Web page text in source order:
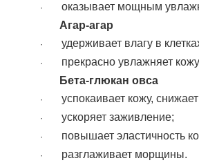
·
оказывает мощным
Агар-агар
· удерживает влагу в
·
прекрасно увлажняет
Бета-глюкан овса
· успокаивает кожу,
· ускоряет заживление;
· повышает эластичность
· разглаживает морщины.